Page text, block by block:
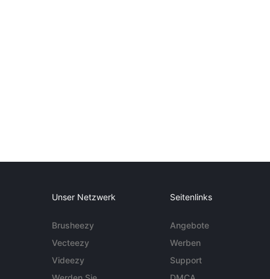
Unser Netzwerk
Brusheezy
Vecteezy
Videezy
Seitenlinks
Angebote
Werben
Support